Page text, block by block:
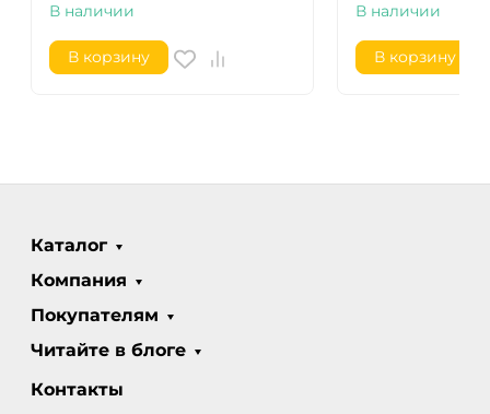
В наличии
В корзину
В наличии
В корзину
Каталог
Компания
Покупателям
Читайте в блоге
Контакты